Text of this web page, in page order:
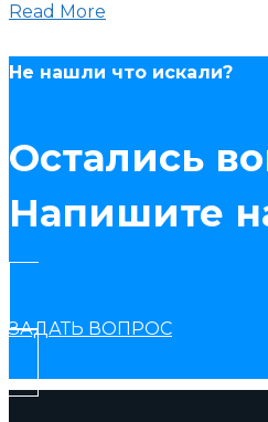
Read More
Не нашли что искали?
Остались
Напишите
ЗАДАТЬ ВОПРОС